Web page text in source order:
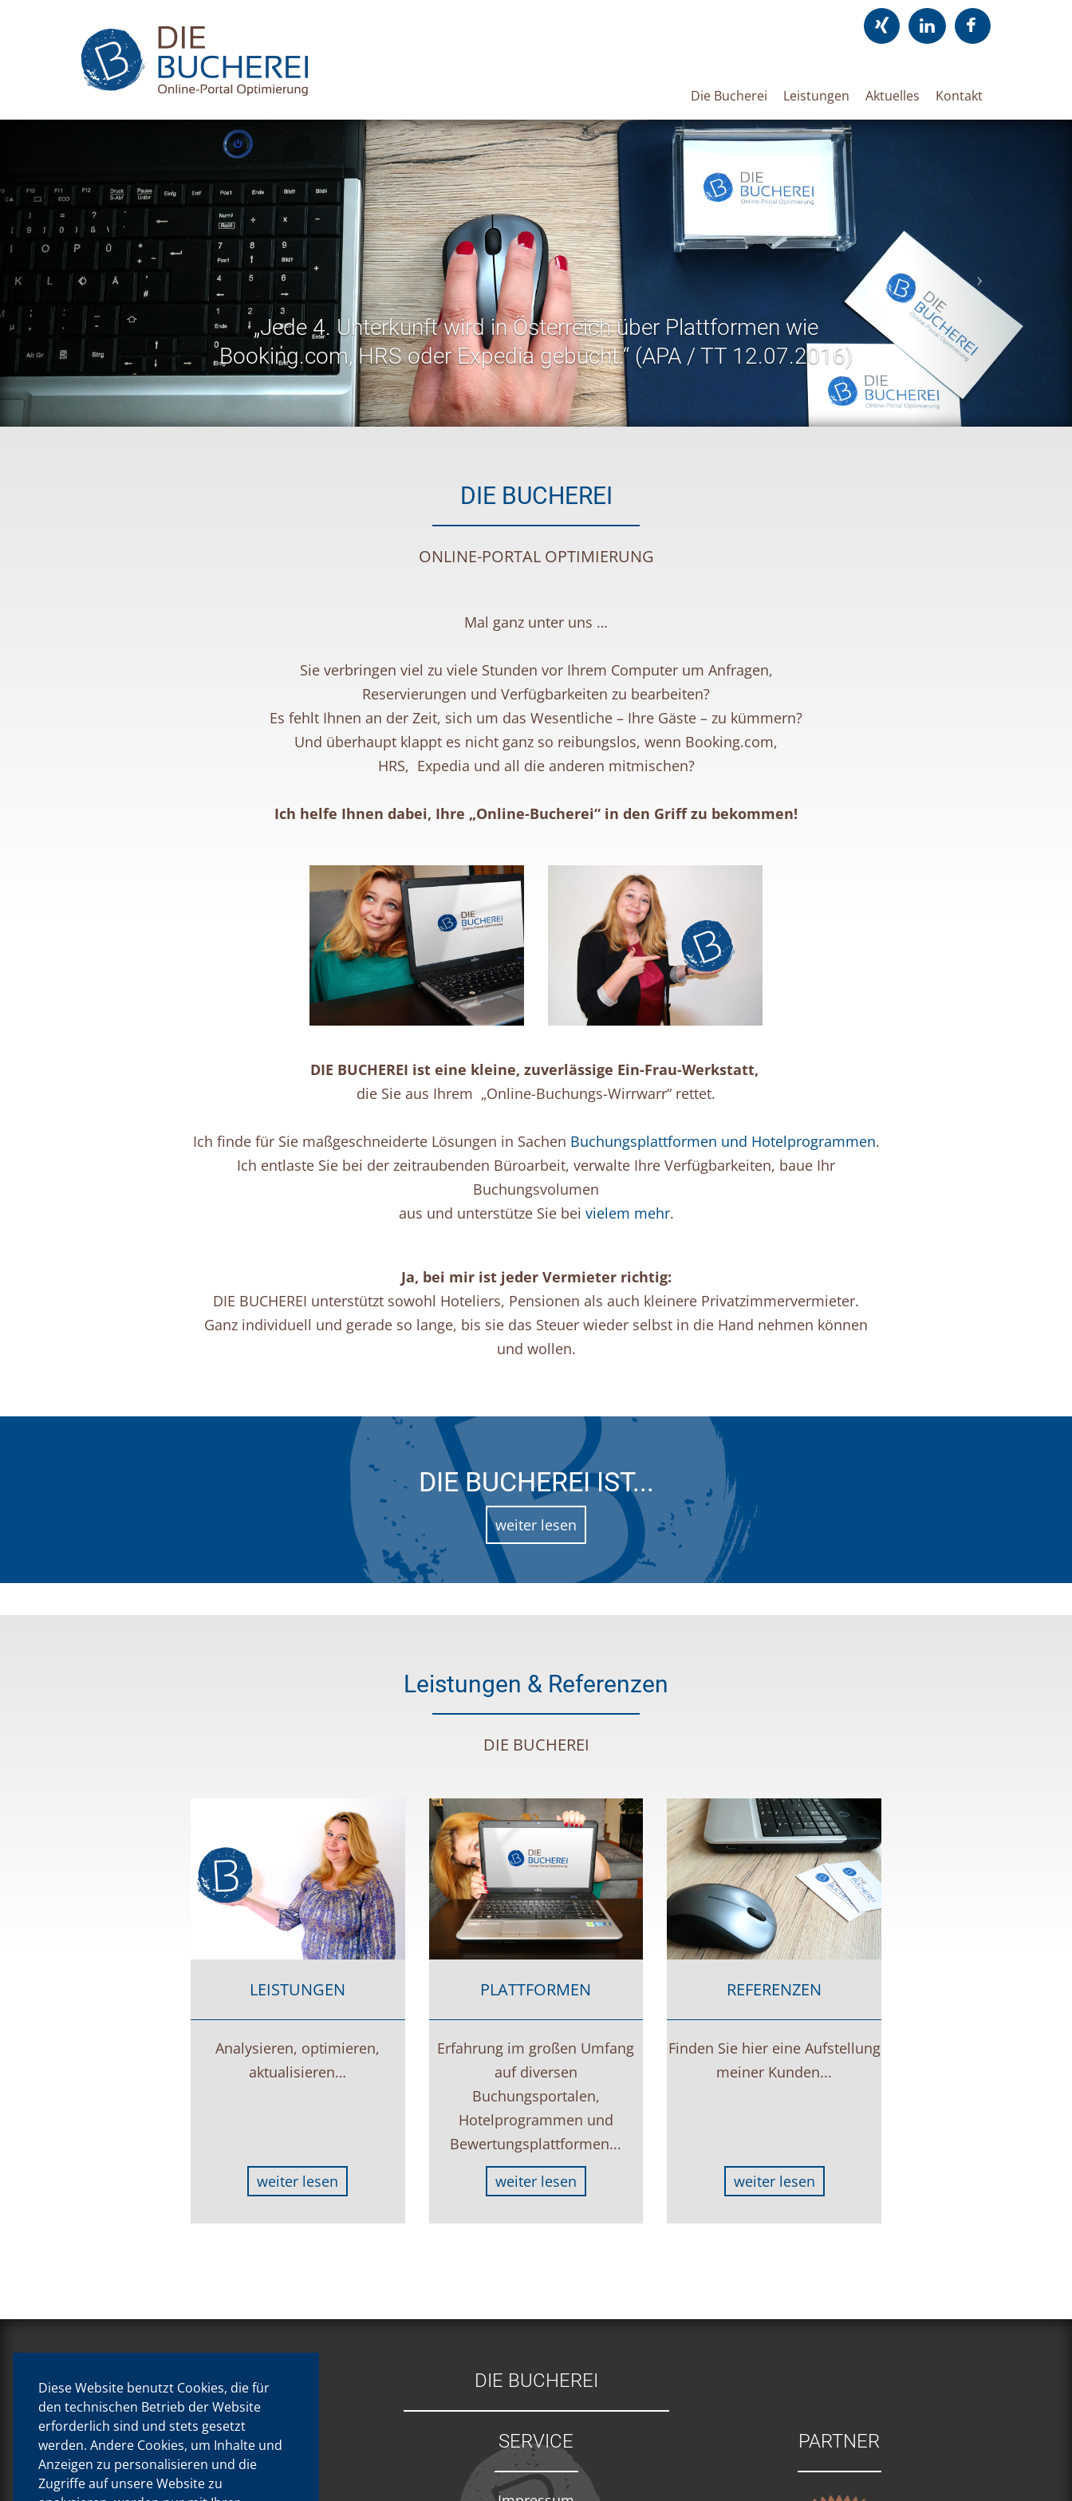
Diese Website benutzt Cookies, die für
den technischen Betrieb der Website
erforderlich sind und stets gesetzt
werden. Andere Cookies, um Inhalte und
Anzeigen zu personalisieren und die
Zugriffe auf unsere Website zu
Die Bucherei Leistungen Aktuelles Kontakt
„Jede 4. Unterkunft wird in Österreich über Plattformen wie
Booking.com, HRS oder Expedia gebucht.“ (APA / TT 12.07.2016)
DIE BUCHEREI
ONLINE-PORTAL OPTIMIERUNG
Mal ganz unter uns …
Sie verbringen viel zu viele Stunden vor Ihrem Computer um Anfragen,
Reservierungen und Verfügbarkeiten zu bearbeiten?
Es fehlt Ihnen an der Zeit, sich um das Wesentliche – Ihre Gäste – zu kümmern?
Und überhaupt klappt es nicht ganz so reibungslos, wenn Booking.com,
HRS, Expedia und all die anderen mitmischen?
Ich helfe Ihnen dabei, Ihre „Online-Bucherei“ in den Griff zu bekommen!
DIE BUCHEREI ist eine kleine, zuverlässige Ein-Frau-Werkstatt,
die Sie aus Ihrem „Online-Buchungs-Wirrwarr“ rettet.
Ich finde für Sie maßgeschneiderte Lösungen in Sachen Buchungsplattformen und Hotelprogrammen.
Ich entlaste Sie bei der zeitraubenden Büroarbeit, verwalte Ihre Verfügbarkeiten, baue Ihr
Buchungsvolumen
aus und unterstütze Sie bei vielem mehr.
Ja, bei mir ist jeder Vermieter richtig:
DIE BUCHEREI unterstützt sowohl Hoteliers, Pensionen als auch kleinere Privatzimmervermieter.
Ganz individuell und gerade so lange, bis sie das Steuer wieder selbst in die Hand nehmen können
und wollen.
DIE BUCHEREI IST...
weiter lesen
Leistungen & Referenzen
DIE BUCHEREI
LEISTUNGEN
Analysieren, optimieren,
aktualisieren…
weiter lesen
PLATTFORMEN
Erfahrung im großen Umfang
auf diversen
Buchungsportalen,
Hotelprogrammen und
Bewertungsplattformen...
weiter lesen
REFERENZEN
Finden Sie hier eine Aufstellung
meiner Kunden...
weiter lesen
DIE BUCHEREI
KONTAKT SERVICE PARTNER